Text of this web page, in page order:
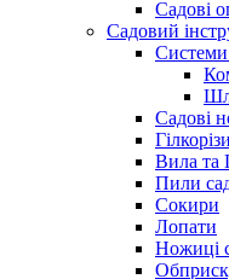
Садові
Садовий
Садові
Гілкорізи
Вила та
Пили
Сокири
Лопати
Ножиці